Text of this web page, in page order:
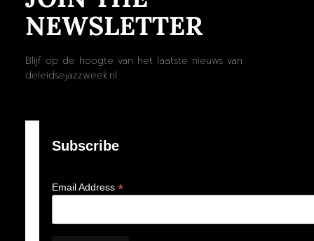
NEWSLETTER
Blijf op de hoogte van het laatste nieuws van
deleidsejazzweek.nl
Subscribe
Email Address *